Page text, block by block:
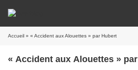
Accueil » « Accident aux Alouettes » par Hubert
« Accident aux Alouettes »